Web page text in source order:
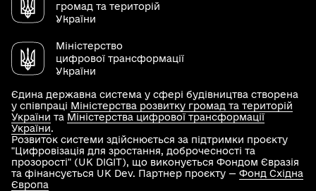
громад та територій
України
Міністерство
цифрової трансформації
України
Єдина державна система у сфері будівництва створена
у співпраці Міністерства розвитку громад та територій
України та Міністерства цифрової трансформації
України.
Розвиток системи здійснюється за підтримки проєкту
"Цифровізація для зростання, доброчесності та
прозорості" (UK DIGIT), що виконується Фондом Євразія
та фінансується UK Dev. Партнер проєкту — Фонд Східна
Європа